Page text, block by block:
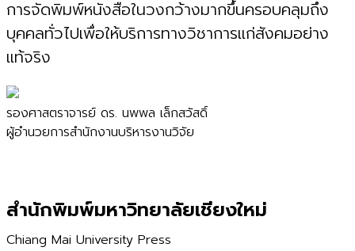
การจัดพิมพ์หนังสือในวงกว้างมากขึ้นครอบคลุมถึง
บุคคลทั่วไปเพื่อให้บริการทางวิชาการแก่สังคมอย่าง
แท้จริง
รองศาสตราจารย์ ดร. นพพล เล็กสวัสดิ์
ผู้อำนวยการสำนักงานบริหารงานวิจัย
สำนักพิมพ์มหาวิทยาลัยเชียงใหม่
Chiang Mai University Press